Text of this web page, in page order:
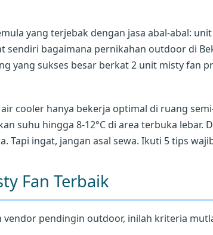
yang terjebak dengan jasa abal-abal:
sendiri bagaimana pernikahan outdoor di
yang sukses besar berkat 2 unit misty fan
air cooler hanya bekerja optimal di ruang
suhu hingga 8-12°C di area terbuka lebar.
Tapi ingat, jangan asal sewa. Ikuti 5 tips
Fan Terbaik
pendingin outdoor, inilah kriteria